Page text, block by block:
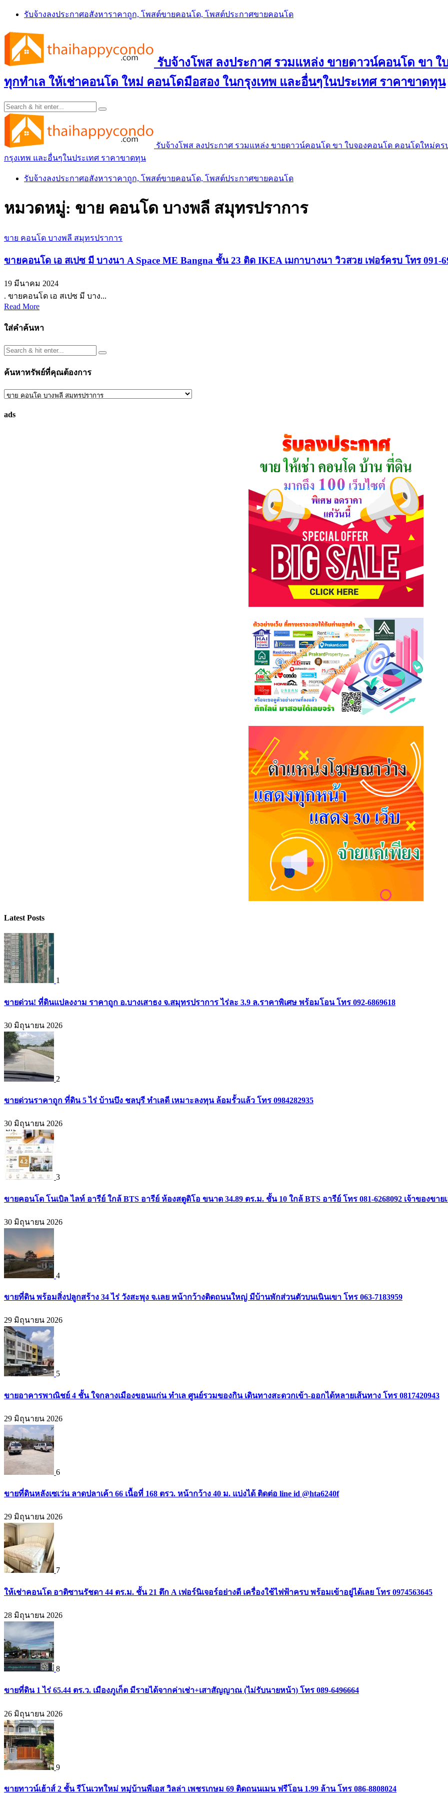
Skip
content
รับจ้างลงประกาศอสังหาราคาถูก, โพสต์ขายคอนโด, โพสต์ประกาศขายคอนโด
รับจ้างโพส ลงประกาศ รวมแหล่ง ขายดาวน์คอนโด ขา
ทุกทำเล ให้เช่าคอนโด ใหม่ คอนโดมือสอง ในกรุงเทพ และอื่นๆในประเทศ ราคาขาดทุน
รับจ้างโพส ลงประกาศ รวมแหล่ง ขายดาวน์คอนโด ขา ใบจองคอนโด คอนโดใหม่ค
กรุงเทพ และอื่นๆในประเทศ ราคาขาดทุน
รับจ้างลงประกาศอสังหาราคาถูก, โพสต์ขายคอนโด, โพสต์ประกาศขายคอนโด
หมวดหมู่: ขาย คอนโด บางพลี สมุทรปราการ
ขาย คอนโด บางพลี สมุทรปราการ
ขายคอนโด เอ สเปซ มี บางนา A Space ME Bangna ชั้น 23 ติด IKEA เมกาบางนา วิวสวย เฟอร์ครบ โทร 091-
19 มีนาคม 2024
. ขายคอนโด เอ สเปซ มี บาง...
Read More
ใส่คำค้นหา
ค้นหาทรัพย์ที่คุณต้องการ
ค้นหา
ที่
ads
Latest Posts
1
ขายด่วน! ที่ดินแปลงงาม ราคาถูก อ.บางเสาธง จ.สมุทรปราการ ไร่ละ 3.9 ล.ราคาพิเศษ พร้อมโอน โทร 092-6869618
30 มิถุนายน 2026
2
ขายด่วนราคาถูก ที่ดิน 5 ไร่ บ้านบึง ชลบุรี ทำเลดี เหมาะลงทุน ล้อมรั้วแล้ว โทร 0984282935
30 มิถุนายน 2026
3
ขายคอนโด โนเบิล ไลท์ อารีย์ ใกล้ BTS อารีย์ ห้องสตูดิโอ ขนาด 34.89 ตร.ม. ชั้น 10 ใกล้ BTS อารีย์ โทร 081-6268092 เจ้าของขาย
30 มิถุนายน 2026
4
ขายที่ดิน พร้อมสิ่งปลูกสร้าง 34 ไร่ วังสะพุง จ.เลย หน้ากว้างติดถนนใหญ่ มีบ้านพักส่วนตัวบนเนินเขา โทร 063-7183959
29 มิถุนายน 2026
5
ขายอาคารพาณิชย์ 4 ชั้น ใจกลางเมืองขอนแก่น ทำเล ศูนย์รวมของกิน เดินทางสะดวกเข้า-ออกได้หลายเส้นทาง โทร 0817420943
29 มิถุนายน 2026
6
ขายที่ดินหลังเซเว่น ลาดปลาเค้า 66 เนื้อที่ 168 ตรว. หน้ากว้าง 40 ม. แบ่งได้ ติดต่อ line id @hta6240f
29 มิถุนายน 2026
7
ให้เช่าคอนโด อาติซานรัชดา 44 ตร.ม. ชั้น 21 ตึก A เฟอร์นิเจอร์อย่างดี เครื่องใช้ไฟฟ้าครบ พร้อมเข้าอยู่ได้เลย โทร 0974563645
28 มิถุนายน 2026
8
ขายที่ดิน 1 ไร่ 65.44 ตร.ว. เมืองภูเก็ต มีรายได้จากค่าเช่า+เสาสัญญาณ (ไม่รับนายหน้า) โทร 089-6496664
26 มิถุนายน 2026
9
ขายทาวน์เฮ้าส์ 2 ชั้น รีโนเวทใหม่ หมู่บ้านพีเอส วิลล่า เพชรเกษม 69 ติดถนนเมน ฟรีโอน 1.99 ล้าน โทร 086-8808024